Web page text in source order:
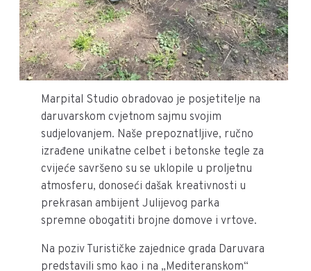
Marpital Studio obradovao je posjetitelje na
daruvarskom cvjetnom sajmu svojim
sudjelovanjem. Naše prepoznatljive, ručno
izrađene unikatne celbet i betonske tegle za
cvijeće savršeno su se uklopile u proljetnu
atmosferu, donoseći dašak kreativnosti u
prekrasan ambijent Julijevog parka
spremne obogatiti brojne domove i vrtove.
Na poziv Turističke zajednice grada Daruvara
predstavili smo kao i na „Mediteranskom“